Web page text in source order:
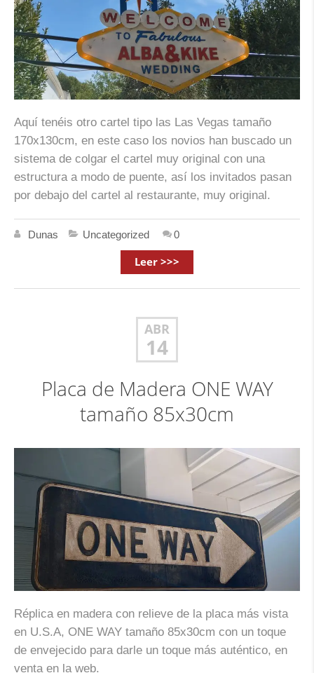
Aquí tenéis otro cartel tipo las Las Vegas tamaño
170x130cm, en este caso los novios han buscado un
sistema de colgar el cartel muy original con una
estructura a modo de puente, así los invitados pasan
por debajo del cartel al restaurante, muy original.
Dunas Uncategorized 0
Leer >>>
ABR
14
Placa de Madera ONE WAY
tamaño 85x30cm
Réplica en madera con relieve de la placa más vista
en U.S.A, ONE WAY tamaño 85x30cm con un toque
de envejecido para darle un toque más auténtico, en
venta en la web.